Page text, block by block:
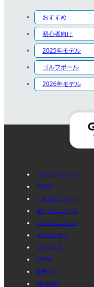
おすすめ
初心者向け
2025年モデル
ゴルフボール
2026年モデル
ゴルフのニュース
VAGUE
くるまのニュース
乗りものニュース
バイクのニュース
オトナンサー
マグミクス
LASISA
旅費ガイド
Merkmal